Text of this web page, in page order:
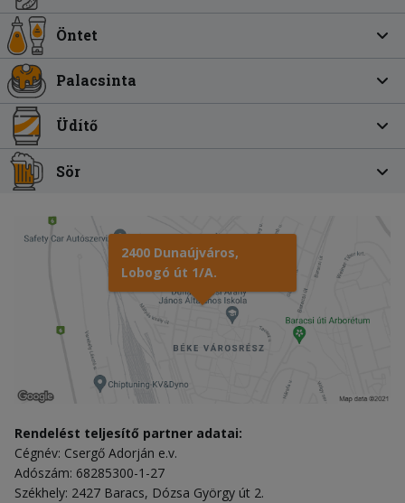
Öntet
Palacsinta
Üdítő
Sör
2400 Dunaújváros,
Lobogó út 1/A.
Rendelést teljesítő partner adatai:
Cégnév: Csergő Adorján e.v.
Adószám: 68285300-1-27
Székhely: 2427 Baracs, Dózsa György út 2.